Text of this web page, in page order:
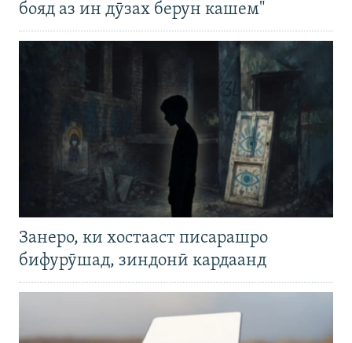
бояд аз ин дӯзах берун кашем"
Занеро, ки хостааст писарашро
бифурӯшад, зиндонӣ кардаанд